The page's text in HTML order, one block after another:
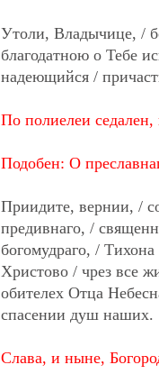
Утоли, Владычице, /
благодатною о Тебе
надеющийся /
По полиелеи седален,
Подобен: О
Приидите, вернии, /
предивнаго, /
богомудраго, /
Христово / чрез все
обителех Отца
спасении душ наших.
Слава, и ныне,